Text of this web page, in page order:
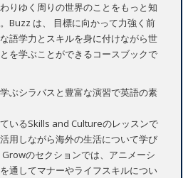
りゆく周りの世界のことをもっと知
Buzz は、 目標に向かって力強く前
語学力とスキルを身に付けながら世
を学ぶことができるコースブックで
ぶシラバスと豊富な演習で英語の素
いるSkills and Cultureのレッスンで
用しながら海外の生活について学び
のセクションでは、アニメーシ
通してマナーやライフスキルについ